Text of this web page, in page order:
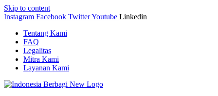
Skip to content
Instagram Facebook TwitterYoutube Linkedin
Tentang Kami
FAQ
Legalitas
Mitra Kami
Layanan Kami